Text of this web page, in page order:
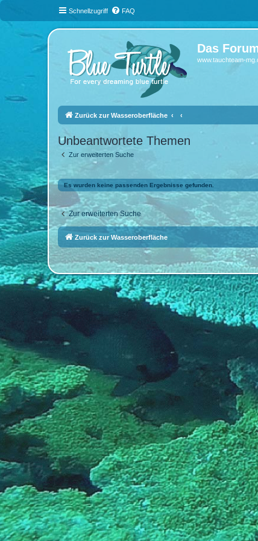
Schnellzugriff FAQ
Das
www.tauchteam-
Zurück zur Wasseroberfläche
Unbeantwortete Themen
Zur erweiterten Suche
Es wurden keine passenden Ergebnisse gefunden.
Zur erweiterten Suche
Zurück zur Wasseroberfläche